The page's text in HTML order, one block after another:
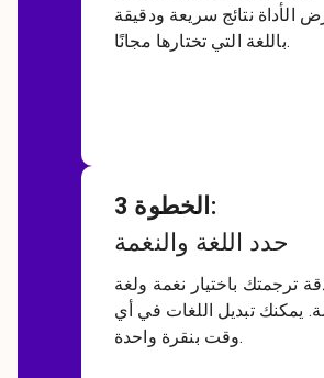
الأداة نتائج سريعة ودقيقة
باللغة التي تختارها مجانًا.
الخطوة 3 :
حدد اللغة والنغمة
ترجمتك باختيار نغمة ولغة
يمكنك تبديل اللغات في أي
وقت بنقرة واحدة.